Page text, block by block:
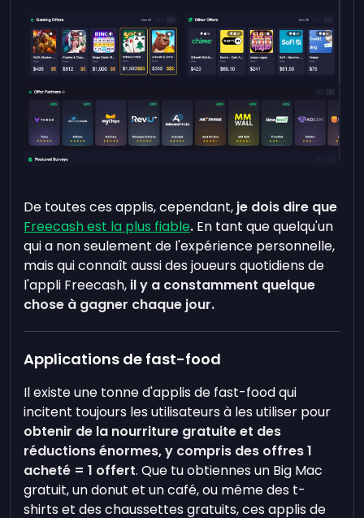
De toutes ces applis, cependant, je dois dire que
Freecash est la plus fiable. En tant que quelqu'un
qui a non seulement de l'expérience personnelle,
mais qui connaît aussi des joueurs quotidiens de
l'appli Freecash, il y a constamment quelque
chose à gagner chaque jour.
Applications de fast-food
Il existe une tonne d'applis de fast-food qui
incitent toujours les utilisateurs à les utiliser pour
obtenir de la nourriture gratuite et des
réductions énormes, y compris des offres 1
acheté = 1 offert. Que tu obtiennes un Big Mac
gratuit, un donut et un café, ou même des t-
shirts et des chaussettes gratuits, ces applis de